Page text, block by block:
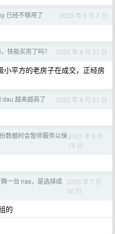
已经不够用了 2025 年 9 月 3 日
快能买房了吗？ 2025 年 8 月 27 日
小平方的老房子在成交，正经房
dau 越来越高了 2025 年 8 月 21 日
数据时会暂停服务以保2025 年 8 月
19 日
一台 nas，是选择成 2025 年 7 月
30 日
的